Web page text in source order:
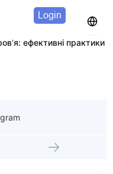
Login
ефективні практики